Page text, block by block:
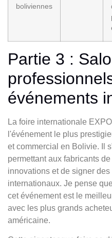
boliviennes
Partie 3 :
événements
La foire internationale
l'événement le plus
et commercial en Bolivie. Il
permettant aux fabricants
innovations et de signer
internationaux. Je pense
cet événement est le
avec les plus grands
américaine.